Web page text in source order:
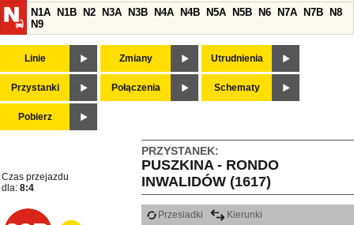
N1A
N1B N2 N3A N3B N4A N4B N5A N5B N6 N7A N7B
N8
N9
Linie Zmiany Utrudnienia
Przystanki Połączenia Schematy
Pobierz
PRZYSTANEK:
PUSZKINA - RONDO
INWALIDÓW (1617)
Czas przejazdu
dla: 8:4
Przesiadki
Kierunki